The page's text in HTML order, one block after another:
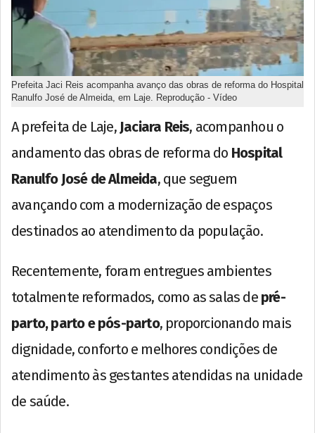
Prefeita Jaci Reis acompanha avanço das obras de reforma do Hospital
Ranulfo José de Almeida, em Laje. Reprodução - Vídeo
A prefeita de Laje, Jaciara Reis, acompanhou o
andamento das obras de reforma do Hospital
Ranulfo José de Almeida, que seguem
avançando com a modernização de espaços
destinados ao atendimento da população.
Recentemente, foram entregues ambientes
totalmente reformados, como as salas de pré-
parto, parto e pós-parto, proporcionando mais
dignidade, conforto e melhores condições de
atendimento às gestantes atendidas na unidade
de saúde.